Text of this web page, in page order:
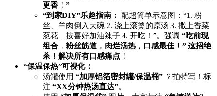
更香！”​
​“到家DIY”乐趣指南：​ ​ 配超简单示意图：“1. 粉
丝、羊肉倒入大碗 2. 浇上滚烫的原汤 3. 撒上香菜
葱花，按喜好加油辣子 4. 开吃！”。强调 ​ ​“吃前现
组合，粉丝筋道，肉烂汤热，口感最佳！”​ 这招绝
杀！解决所有口感痛点！​
​“保温保热”可视化：​
汤罐使用 ​ ​“加厚铝箔密封罐/保温桶”​ ​ ？拍特写！标
注 ​ ​“XX分钟热汤直达”​。